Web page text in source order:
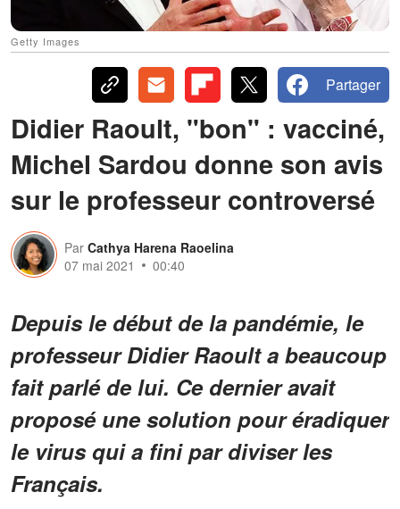
Getty Images
Partager
Didier Raoult, "bon" : vacciné,
Michel Sardou donne son avis
sur le professeur controversé
Par Cathya Harena Raoelina
07 mai 2021
00:40
Depuis le début de la pandémie, le
professeur Didier Raoult a beaucoup
fait parlé de lui. Ce dernier avait
proposé une solution pour éradiquer
le virus qui a fini par diviser les
Français.